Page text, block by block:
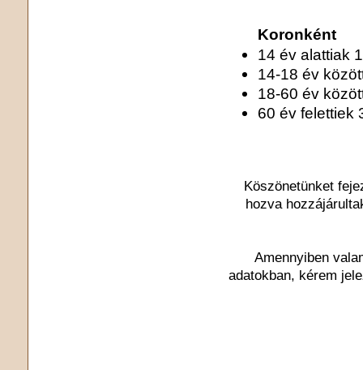
Koronként
14 év alattiak
14-18 év
18-60 év
60 év felettiek
Köszönetünket
hozva
Amennyiben
adatokban, kérem